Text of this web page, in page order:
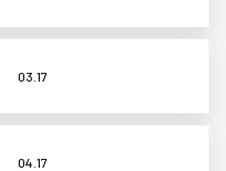
03.17
04.17